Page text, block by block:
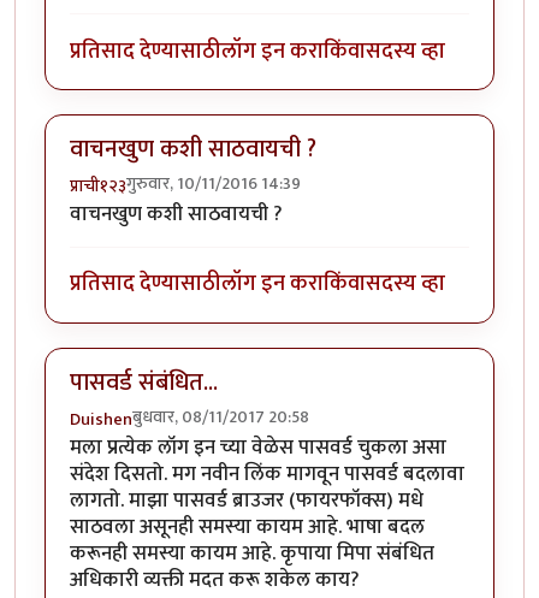
प्रतिसाद देण्यासाठीलॉग इन कराकिंवासदस्य व्हा
वाचनखुण कशी साठवायची ?
प्राची१२३गुरुवार, 10/11/2016 14:39
वाचनखुण कशी साठवायची ?
प्रतिसाद देण्यासाठीलॉग इन कराकिंवासदस्य व्हा
पासवर्ड संबंधित...
Duishenबुधवार, 08/11/2017 20:58
मला प्रत्येक लॉग इन च्या वेळेस पासवर्ड चुकला असा
संदेश दिसतो. मग नवीन लिंक मागवून पासवर्ड बदलावा
लागतो. माझा पासवर्ड ब्राउजर (फायरफॉक्स) मधे
साठवला असूनही समस्या कायम आहे. भाषा बदल
करूनही समस्या कायम आहे. कृपाया मिपा संबंधित
अधिकारी व्यक्ती मदत करू शकेल काय?